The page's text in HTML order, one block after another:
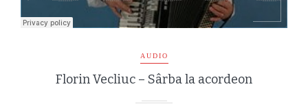
AUDIO
Florin Vecliuc – Sârba la acordeon